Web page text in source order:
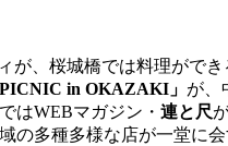
、桜城橋では料理ができ
in OKAZAKI」 が、
はWEBマガジン・ 連と尺
多種多様な店が一堂に会